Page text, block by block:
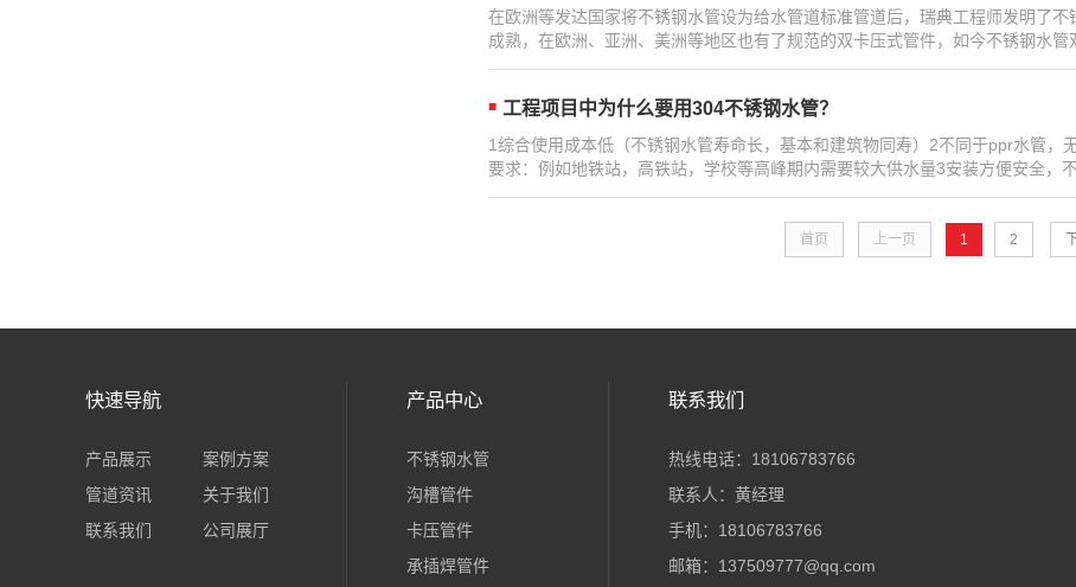
在欧洲等发达国家将不锈钢水管设为给水管道标准管道后，瑞典工程师发明了
成熟，在欧洲、亚洲、美洲等地区也有了规范的双卡压式管件，如今不锈钢水
工程项目中为什么要用304不锈钢水管？
1综合使用成本低（不锈钢水管寿命长，基本和建筑物同寿）2不同于ppr水管，
要求：例如地铁站，高铁站，学校等高峰期内需要较大供水量3安装方便安全，
首页 上一页 1 2
快速导航
产品展示
案例方案
管道资讯
关于我们
联系我们
公司展厅
产品中心
不锈钢水管
沟槽管件
卡压管件
承插焊管件
联系我们
热线电话：18106783766
联系人：黄经理
手机：18106783766
邮箱：137509777@qq.com